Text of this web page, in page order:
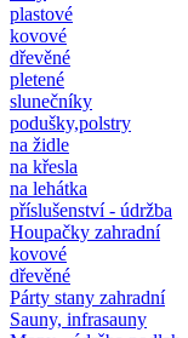
plastové
kovové
dřevěné
pletené
slunečníky
podušky,polstry
na židle
na křesla
na lehátka
příslušenství - údržba
Houpačky zahradní
kovové
dřevěné
Párty stany zahradní
Sauny, infrasauny